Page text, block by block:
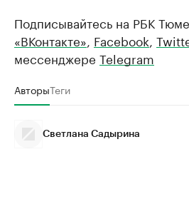
Подписывайтесь на РБК
«ВКонтакте» Facebook
мессенджере Telegram
АвторыТеги
Светлана Садырина